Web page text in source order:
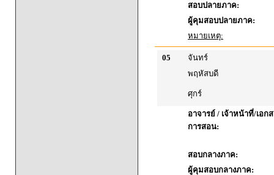
สอบปลายภาค:
ผู้คุมสอบปลายภาค:
หมายเหตุ:
05
จันทร์
พฤหัสบดี
ศุกร์
อาจารย์ / เจ้าหน้าที่/เอก
การสอน:
สอบกลางภาค:
ผู้คุมสอบกลางภาค: